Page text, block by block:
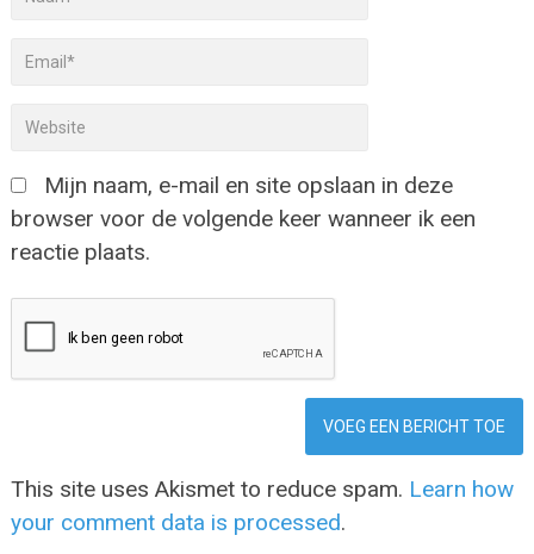
Mijn naam, e-mail en site opslaan in deze
browser voor de volgende keer wanneer ik een
reactie plaats.
This site uses Akismet to reduce spam. Learn how
your comment data is processed.